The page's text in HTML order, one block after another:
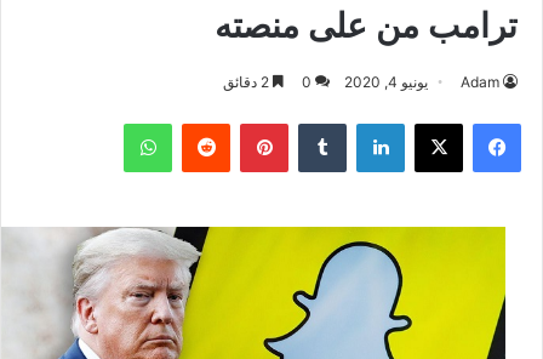
ترامب من على منصته
Adam يونيو 4, 2020 0
فيسبوك ‫X لينكدإن بينتيريست واتساب